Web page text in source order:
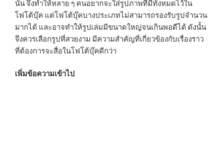
นั้น จึงทำให้หลาย ๆ คนอยากจะใส่รูปภาพที่มีทั้งหมดไว้ใน
โฟโต้บุ๊ค แต่โฟโต้บุ๊คบางประเภทไม่สามารถรองรับรูปจำนวน
มากได้ และอาจทำให้รูปเล่มมีขนาดใหญ่จนเกินพอดีได้ ดังนั้น
จึงควรเลือกรูปที่สวยงาม มีความสำคัญที่เกี่ยวข้องกับเรื่องราว
ที่ต้องการจะสื่อในโฟโต้บุ๊คดีกว่า
เพิ่มข้อความเข้าไป